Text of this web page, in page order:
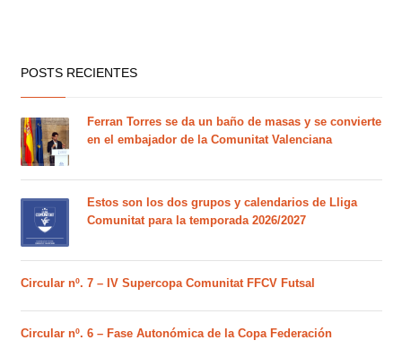
POSTS RECIENTES
Ferran Torres se da un baño de masas y se convierte
en el embajador de la Comunitat Valenciana
Estos son los dos grupos y calendarios de Lliga
Comunitat para la temporada 2026/2027
Circular nº. 7 – IV Supercopa Comunitat FFCV Futsal
Circular nº. 6 – Fase Autonómica de la Copa Federación